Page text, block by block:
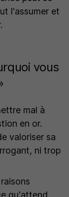
l'assumer et
vous
mal à
en or.
valoriser sa
ni trop
qu'attend